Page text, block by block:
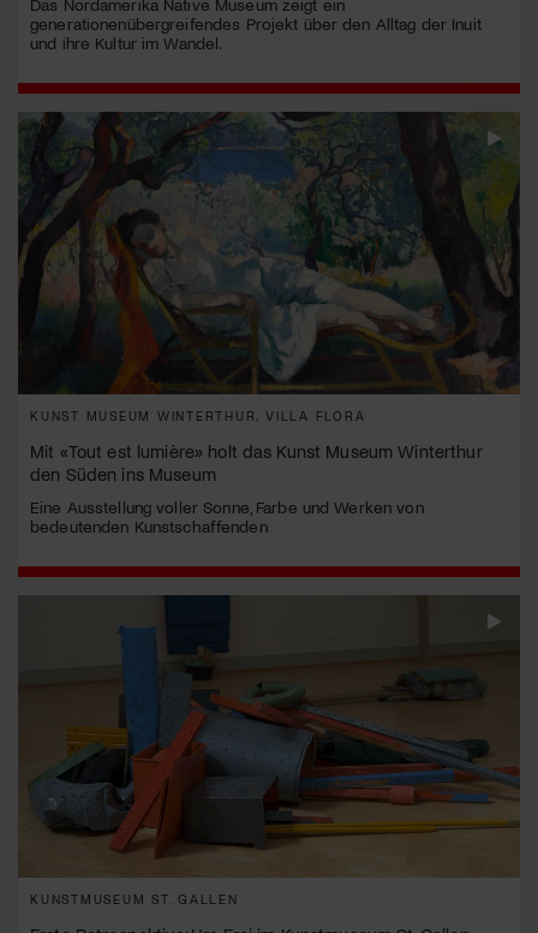
generationenübergreifendes Projekt über den Alltag der Inuit
und ihre Kultur im Wandel.
KUNST MUSEUM WINTERTHUR, VILLA FLORA
Mit «Tout est lumière» holt das Kunst Museum Winterthur
den Süden ins Museum
Eine Ausstellung voller Sonne, Farbe und Werken von
bedeutenden Kunstschaffenden
KUNSTMUSEUM ST. GALLEN